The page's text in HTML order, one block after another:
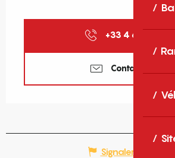
+33 4 68 95 33
Contactez-nous
Signaler une erreur